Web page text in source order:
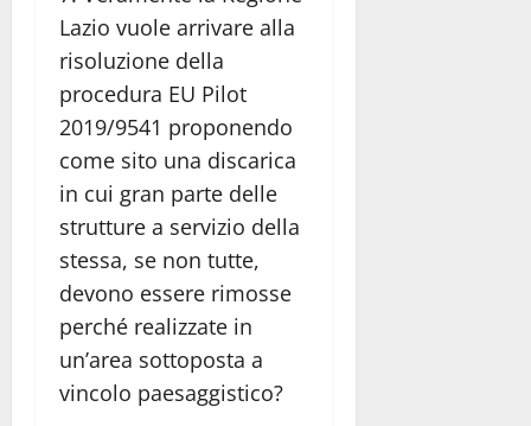
Lazio vuole arrivare alla
risoluzione della
procedura EU Pilot
2019/9541 proponendo
come sito una discarica
in cui gran parte delle
strutture a servizio della
stessa, se non tutte,
devono essere rimosse
perché realizzate in
un’area sottoposta a
vincolo paesaggistico?